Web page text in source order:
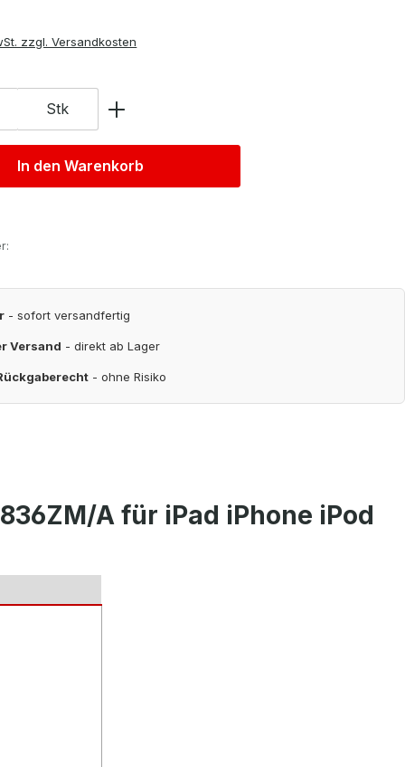
zzgl. Versandkosten
Stk
In den Warenkorb
- sofort versandfertig
Versand - direkt ab Lager
- ohne Risiko
A für iPad iPhone iPod